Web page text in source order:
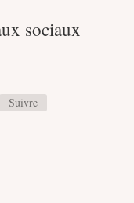
sociaux
Suivre